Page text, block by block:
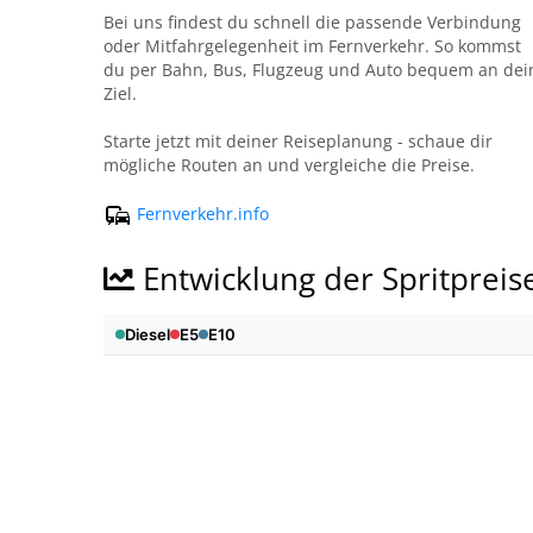
Bei uns findest du schnell die passende Verbindung
oder Mitfahrgelegenheit im Fernverkehr. So kommst
du per Bahn, Bus, Flugzeug und Auto bequem an
Ziel.
Starte jetzt mit deiner Reiseplanung - schaue dir
mögliche Routen an und vergleiche die Preise.
Fernverkehr.info
Entwicklung der